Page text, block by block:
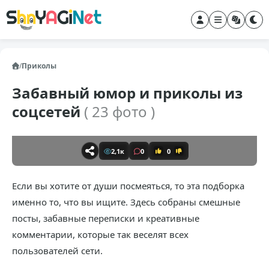
/Приколы
Забавный юмор и приколы из
соцсетей ( 23 фото )
2,1к 0 0
Если вы хотите от души посмеяться, то эта подборка
именно то, что вы ищите. Здесь собраны смешные
посты, забавные переписки и креативные
комментарии, которые так веселят всех
пользователей сети.